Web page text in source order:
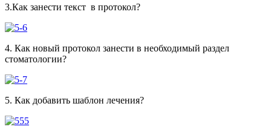
3.Как занести текст в протокол?
4. Как новый протокол занести в необходимый раздел
стоматологии?
5. Как добавить шаблон лечения?